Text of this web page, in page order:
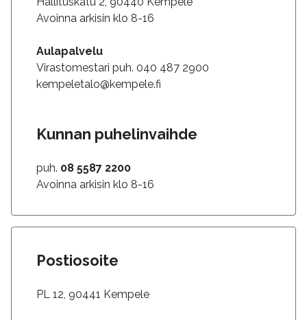
Avoinna arkisin klo 8-16
Aulapalvelu
Virastomestari puh. 040 487 2900
kempeletalo@kempele.fi
Kunnan puhelinvaihde
puh. 08 5587 2200
Avoinna arkisin klo 8-16
Postiosoite
PL 12, 90441 Kempele